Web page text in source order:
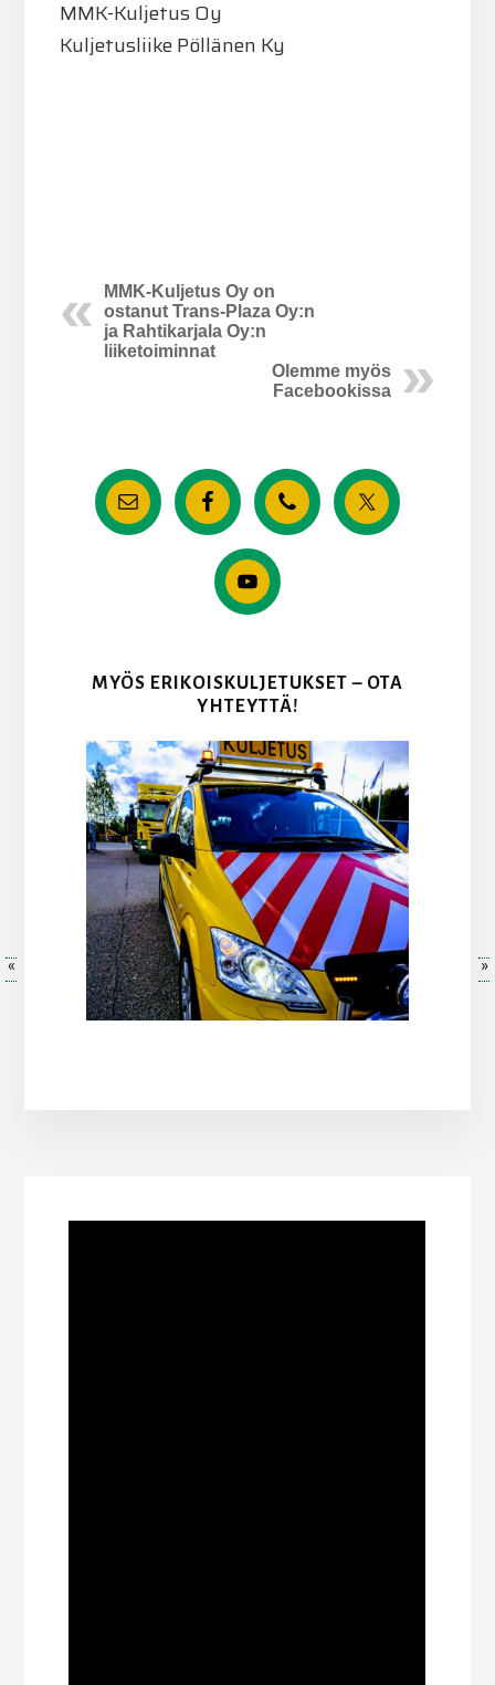
MMK-Kuljetus Oy
Kuljetusliike Pöllänen Ky
MMK-Kuljetus Oy on
ostanut Trans-Plaza Oy:n
ja Rahtikarjala Oy:n
liiketoiminnat
Olemme myös
Facebookissa
MYÖS ERIKOISKULJETUKSET – OTA
YHTEYTTÄ!
»
«